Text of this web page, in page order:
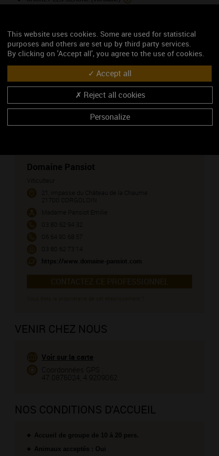
CÔTE DE NUITS-VILLAGES (vin blanc)
CREMANT DE BOURGOGNE (vin blanc)
MEURSAULT (vin blanc)
SAVIGNY-LES-BEAUNE 1ER CRU (vin rouge)
SAVIGNY-LES-BEAUNE (vin blanc)
Domaine Pansiot
Viticulteur
21, impasse du Château de la Chaume
21700 CORGOLOIN
Madame Pansiot Emilie
03 80 62 94 32
06 64 90 68 57
03 80 62 73 14
https://www.domaine-pansiot.com
CONTACTEZ CE PROFESSIONNEL
VENIR CHEZ NOUS
Voir sur la carte
Coordonnées GPS :
47.0876024, 4.9209062
NOS CONDITIONS D'ACCUEIL
Accueil de groupe de 10 à 20 pers.
Animaux acceptés : Oui
This website uses cookies. Some are used for statistical
purposes and others are set up by third party services.
By clicking on 'Accept all', you agree to the use of cookies.
Accept all
Reject all cookies
Personalize